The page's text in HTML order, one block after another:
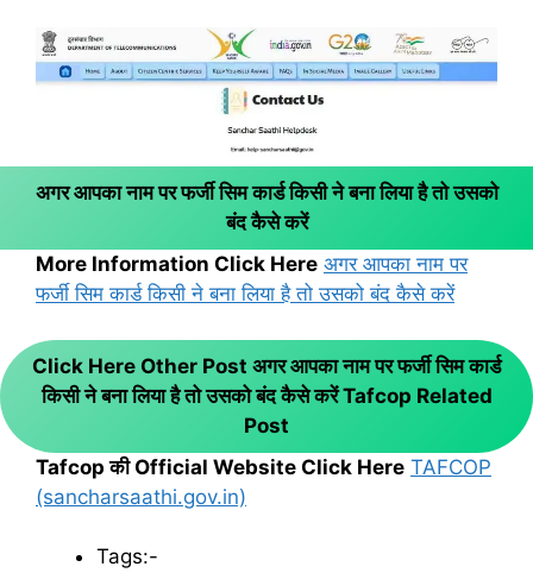
अगर आपका नाम पर फर्जी सिम कार्ड किसी ने बना लिया है तो उसको
बंद कैसे करें
More Information Click Here अगर आपका नाम पर
फर्जी सिम कार्ड किसी ने बना लिया है तो उसको बंद कैसे करें
Click Here Other Post अगर आपका नाम पर फर्जी सिम कार्ड
किसी ने बना लिया है तो उसको बंद कैसे करेंTafcop Related
Post
Tafcop की Official Website Click Here TAFCOP
(sancharsaathi.gov.in)
Tags:-